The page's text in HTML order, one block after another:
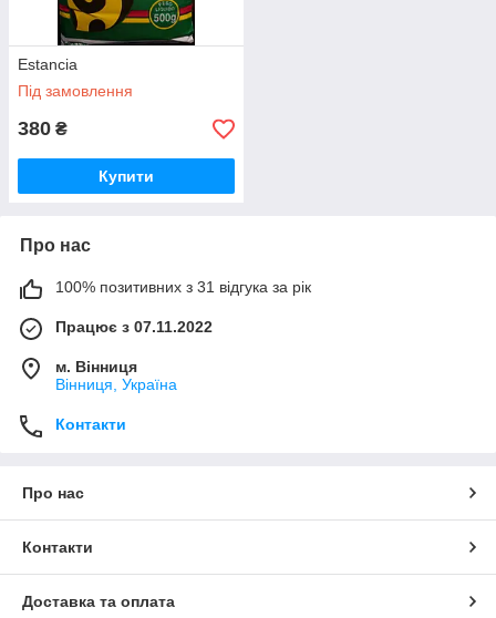
Estancia
Під замовлення
380 ₴
Купити
Про нас
100% позитивних з 31 відгука за рік
Працює з 07.11.2022
м. Вінниця
Вінниця, Україна
Контакти
Про нас
Контакти
Доставка та оплата